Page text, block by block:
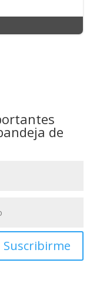
de
Suscribirme